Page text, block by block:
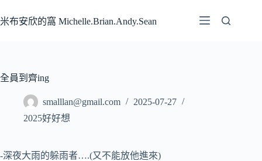
至
容
米布安欣的窩 Michelle.Brian.Andy.Sean
全員到齊ing
smalllan@gmail.com
2025-07-27
2025好好想
-深夜大雨的躲雨者….(又不能放他進來)